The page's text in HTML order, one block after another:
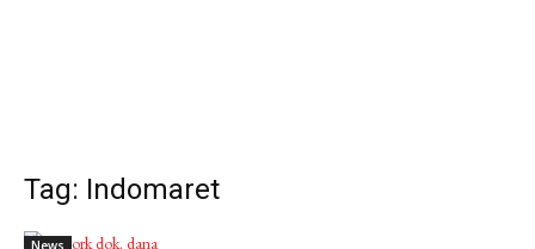
Tag: Indomaret
News